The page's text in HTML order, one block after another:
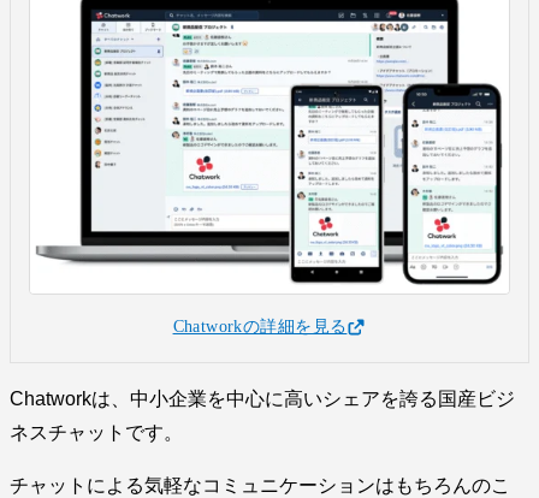
Chatworkの詳細を見る
Chatworkは、中小企業を中心に高いシェアを誇る国産ビジ
ネスチャットです。
チャットによる気軽なコミュニケーションはもちろんのこ